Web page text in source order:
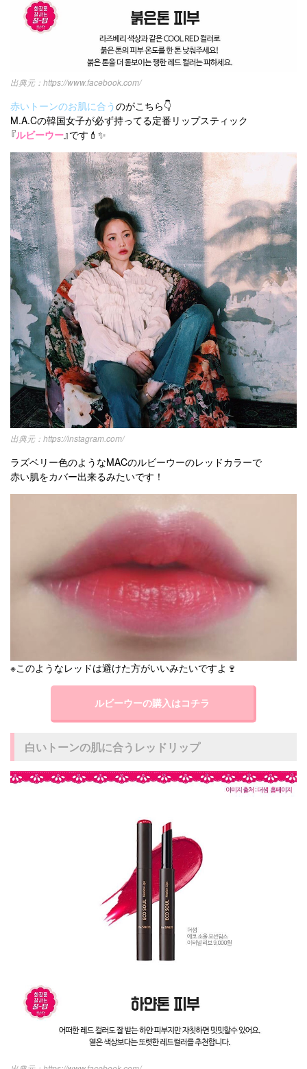
https://www.facebook.com/
赤いトーンのお肌に合うのがこちら👇
M.A.Cの韓国女子が必ず持ってる定番リップスティック
『ルビーウー』です💄✨
https://instagram.com/
ラズベリー色のようなMACのルビーウーのレッドカラーで
赤い肌をカバー出来るみたいです！
※このようなレッドは避けた方がいいみたいですよ🍷
ルビーウーの購入はコチラ
白いトーンの肌に合うレッドリップ